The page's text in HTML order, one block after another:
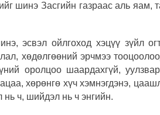
шинэ Засгийн газраас аль яам,
эсвэл ойлгоход хэцүү зүйл
хөдөлгөөний эрчмээ
оролцоо шаардахгүй,
хөрөнгө хүч хэмнэгдэнэ,
нь ч, шийдэл нь ч энгийн.